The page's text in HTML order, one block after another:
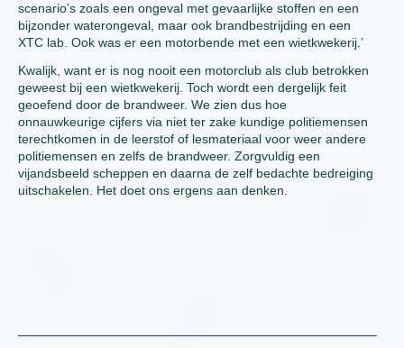
scenario’s zoals een ongeval met gevaarlijke stoffen en een
bijzonder waterongeval, maar ook brandbestrijding en een
XTC lab. Ook was er een motorbende met een wietkwekerij.’
Kwalijk, want er is nog nooit een motorclub als club betrokken
geweest bij een wietkwekerij. Toch wordt een dergelijk feit
geoefend door de brandweer. We zien dus hoe
onnauwkeurige cijfers via niet ter zake kundige politiemensen
terechtkomen in de leerstof of lesmateriaal voor weer andere
politiemensen en zelfs de brandweer. Zorgvuldig een
vijandsbeeld scheppen en daarna de zelf bedachte bedreiging
uitschakelen. Het doet ons ergens aan denken.